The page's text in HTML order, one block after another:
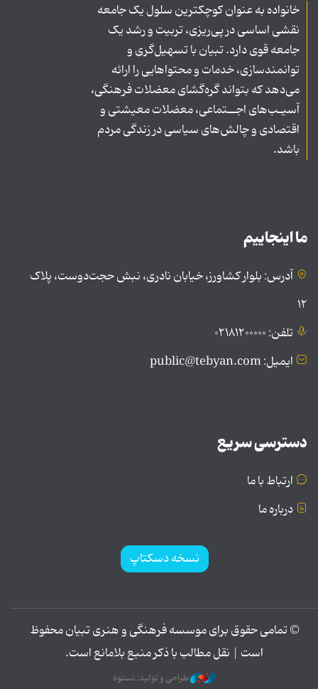
خانواده به عنوان کوچکترین سلول یک جامعه
نقشی اساسی در پی‌ریزی، تربیت و رشد یک
جامعه قوی دارد. تبیان با تسهیل‌گری و
توانمندسازی، خدمات و محتواهایی را ارائه
می‌دهد که بتواند گره‌گشای معضلات فرهنگی،
آسیـب‌های اجــتماعی، معضلات معیشتی و
اقتصادی و چالش‌های سیاسی در زندگی مردم
باشد.
ما اینجاییم
آدرس: بلوار کشاورز، خیابان نادری، نبش حجت‌دوست، پلاک
۱۲
تلفن: ۰۲۱۸۱۲۰۰۰۰۰
ایمیل: public@tebyan.com
دسترسی سریع
ارتباط با ما
درباره ما
نسخه دسکتاپ
© تمامی حقوق برای موسسه فرهنگی و هنری تبیان محفوظ
است | نقل مطالب با ذکر منبع بلامانع است.
طراحی و تولید: نستوه